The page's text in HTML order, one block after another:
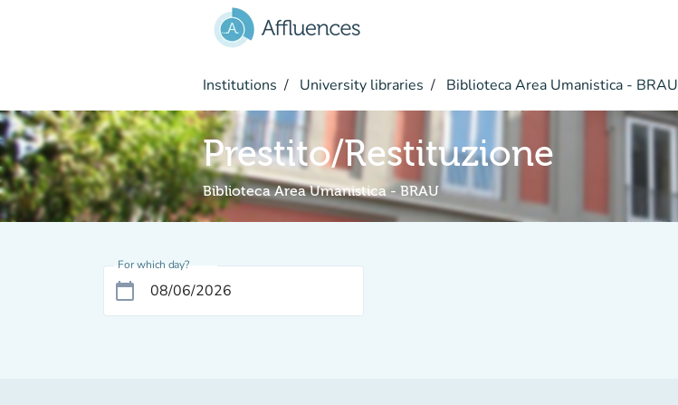
Institutions University libraries Biblioteca Area Umanistica - BRAU
Prestito/Restituzione
Biblioteca Area Umanistica - BRAU
For which day?
calendar_today